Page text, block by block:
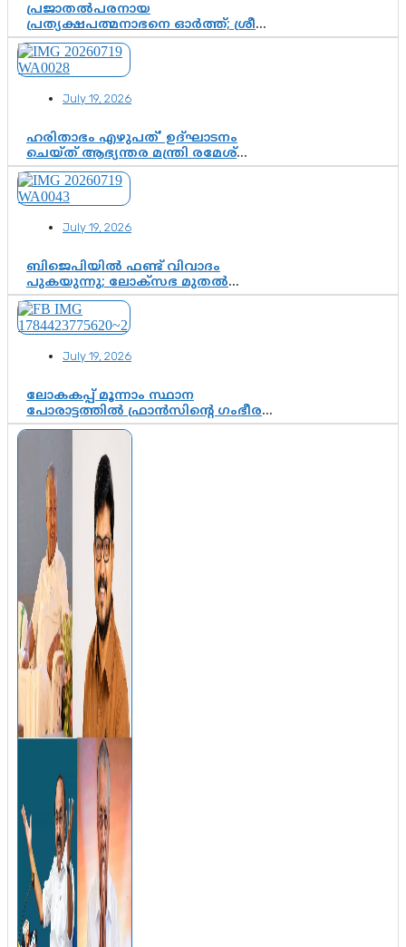
പ്രജാതൽപരനായ
പ്രത്യക്ഷപത്മനാഭനെ ഓർത്ത്; ശ്രീ
ചിത്തിര തിരുനാൾ മഹാരാജാവിന്റെ
35-ാം നാടുനീങ്ങൽ ദിനം ഇന്ന്
July 19, 2026
ഹരിതാഭം എഴുപത്’ ഉദ്ഘാടനം
ചെയ്ത് ആഭ്യന്തര മന്ത്രി രമേശ്
ചെന്നിത്തല; ആർ. ഹരികുമാറിന്റെ
സപ്തതി ആഘോഷങ്ങൾക്ക്
പ്രൗഢമായ തുടക്കം
July 19, 2026
ബിജെപിയിൽ ഫണ്ട് വിവാദം
പുകയുന്നു; ലോക്സഭ മുതൽ
നിയമസഭ വരെ 140 മണ്ഡലങ്ങളിലെ
ഫണ്ട് വിനിയോഗം
പരിശോധിക്കുമോ? കേന്ദ്രത്തിനും
ഘടകത്തോട് അതൃപ്തി
July 19, 2026
ലോകകപ്പ് മൂന്നാം സ്ഥാന
പോരാട്ടത്തിൽ ഫ്രാൻസിന്റെ ഗംഭീര
തിരിച്ചുവരവ്; ഗോൾവേട്ടയിൽ
മെസ്സിയെ മറികടന്ന് എംബാപ്പെ